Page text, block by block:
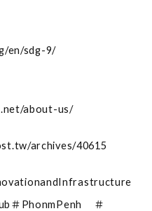
en/sdg-9/
about-us/
archives/40615
＃PhonmPenh
＃